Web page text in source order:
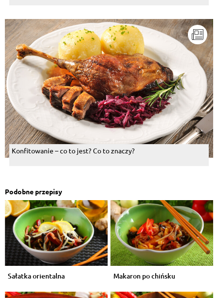
Konfitowanie – co to jest? Co to znaczy?
Podobne przepisy
Sałatka orientalna Makaron po chińsku